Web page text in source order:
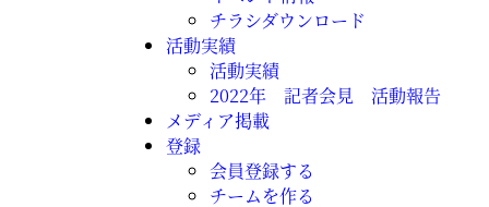
チラシダウンロード
活動実績
活動実績
2022年 記者会見 活動報告
メディア掲載
登録
会員登録する
チームを作る